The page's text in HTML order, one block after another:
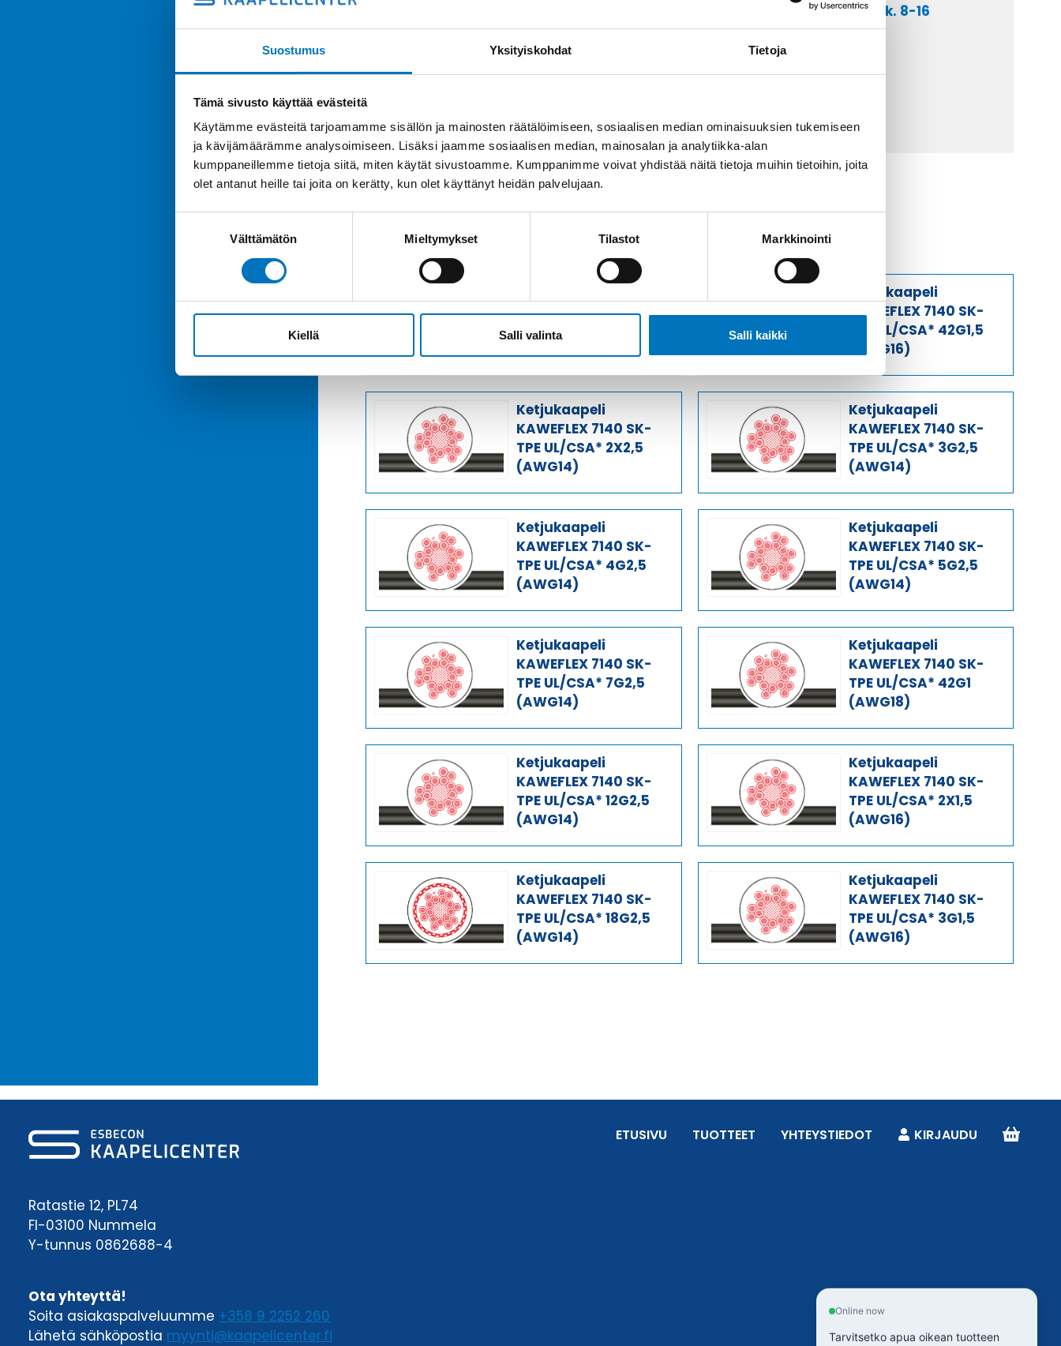
Suostumus Yksityiskohdat Tietoja
Tämä sivusto käyttää evästeitä
Käytämme evästeitä tarjoamamme sisällön ja mainosten räätälöimiseen, sosiaalisen median ominaisuuksien tukemiseen
ja kävijämäärämme analysoimiseen. Lisäksi jaamme sosiaalisen median, mainosalan ja analytiikka-alan
kumppaneillemme tietoja siitä, miten käytät sivustoamme. Kumppanimme voivat yhdistää näitä tietoja muihin tietoihin, joita
olet antanut heille tai joita on kerätty, kun olet käyttänyt heidän palvelujaan.
Välttämätön Mieltymykset Tilastot Markkinointi
Kiellä Salli valinta Salli kaikki
Kysyttävää?
Anna meidän
auttaa.
Soita asiakaspalveluumme ark. 8-16
+358 9 2252 260
Tai lähetä sähköpostia
Saman kaapelin eri versiot
KAWEFLEX 7140 SK-
TPE UL/CSA* 36G1,5
Ketjukaapeli
KAWEFLEX 7140 SK-
TPE UL/CSA* 42G1,5
(AWG16)
Ketjukaapeli
KAWEFLEX 7140 SK-
TPE UL/CSA* 2X2,5
(AWG14)
Ketjukaapeli
KAWEFLEX 7140 SK-
TPE UL/CSA* 3G2,5
(AWG14)
Ketjukaapeli
KAWEFLEX 7140 SK-
TPE UL/CSA* 4G2,5
(AWG14)
Ketjukaapeli
KAWEFLEX 7140 SK-
TPE UL/CSA* 5G2,5
(AWG14)
Ketjukaapeli
KAWEFLEX 7140 SK-
TPE UL/CSA* 7G2,5
(AWG14)
Ketjukaapeli
KAWEFLEX 7140 SK-
TPE UL/CSA* 42G1
(AWG18)
Ketjukaapeli
KAWEFLEX 7140 SK-
TPE UL/CSA* 12G2,5
(AWG14)
Ketjukaapeli
KAWEFLEX 7140 SK-
TPE UL/CSA* 2X1,5
(AWG16)
Ketjukaapeli
KAWEFLEX 7140 SK-
TPE UL/CSA* 18G2,5
(AWG14)
Ketjukaapeli
KAWEFLEX 7140 SK-
TPE UL/CSA* 3G1,5
(AWG16)
Ratastie 12, PL74
FI-03100 Nummela
Y-tunnus 0862688-4
Ota yhteyttä!
Soita asiakaspalveluumme +358 9 2252 260
Lähetä sähköpostia myynti@kaapelicenter.fi
ETUSIVU TUOTTEET YHTEYSTIEDOT KIRJAUDU
Online now
Tarvitsetko apua oikean tuotteen